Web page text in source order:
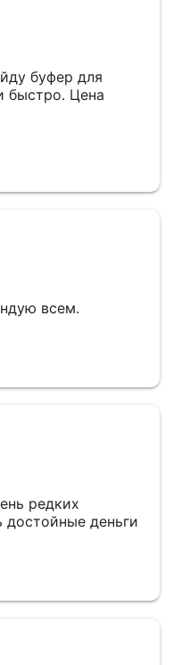
буфер для
быстро. Цена
всем.
редких
деньги